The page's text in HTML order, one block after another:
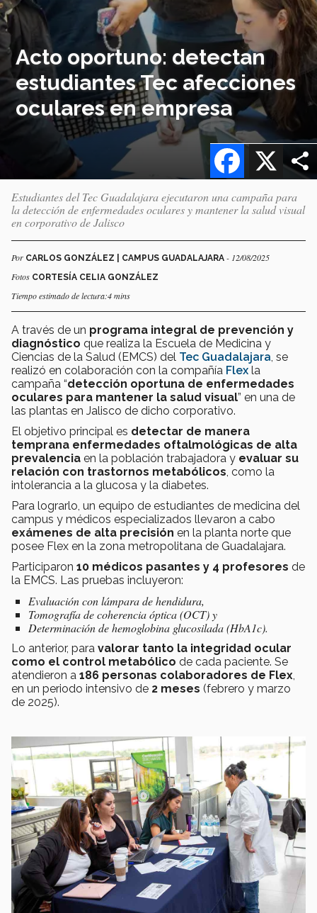
Acto oportuno: detectan
estudiantes Tec afecciones
oculares en empresa
X
Facebook
Estudiantes del Tec Guadalajara ejecutaron una campaña para
la detección de enfermedades oculares y mantener la salud visual
en corporativo de Jalisco
Por CARLOS GONZÁLEZ | CAMPUS GUADALAJARA - 12/08/2025
Fotos CORTESÍA CELIA GONZÁLEZ
Tiempo estimado de lectura:4 mins
A través de un programa integral de prevención y
diagnóstico que realiza la Escuela de Medicina y
Ciencias de la Salud (EMCS) del Tec Guadalajara , se
realizó en colaboración con la compañía Flex la
campaña “detección oportuna de enfermedades
oculares para mantener la salud visual” en una de
las plantas en Jalisco de dicho corporativo.
El objetivo principal es detectar de manera
temprana enfermedades oftalmológicas de alta
prevalencia en la población trabajadora y evaluar su
relación con trastornos metabólicos , como la
intolerancia a la glucosa y la diabetes.
Para lograrlo, un equipo de estudiantes de medicina del
campus y médicos especializados llevaron a cabo
exámenes de alta precisión en la planta norte que
posee Flex en la zona metropolitana de Guadalajara.
Participaron 10 médicos pasantes y 4 profesores de
la EMCS. Las pruebas incluyeron:
Evaluación con lámpara de hendidura,
Tomografía de coherencia óptica (OCT) y
Determinación de hemoglobina glucosilada (HbA1c).
Lo anterior, para valorar tanto la integridad ocular
como el control metabólico de cada paciente. Se
atendieron a 186 personas colaboradores de Flex
en un periodo intensivo de 2 meses (febrero y marzo
de 2025).